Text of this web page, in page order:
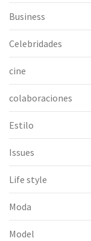
Business
Celebridades
cine
colaboraciones
Estilo
Issues
Life style
Moda
Model